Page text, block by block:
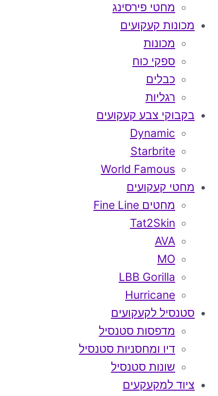
מחטי פירסינג
מכונות קעקועים
מכונות
ספקי כוח
כבלים
רגליות
בקבוקי צבע קעקועים
Dynamic
Starbrite
World Famous
מחטי קעקועים
מחטים Fine Line
Tat2Skin
AVA
MO
LBB Gorilla
Hurricane
סטנסיל לקעקועים
מדפסות סטנסיל
דיו ומחסניות סטנסיל
שונות סטנסיל
ציוד למקעקעים